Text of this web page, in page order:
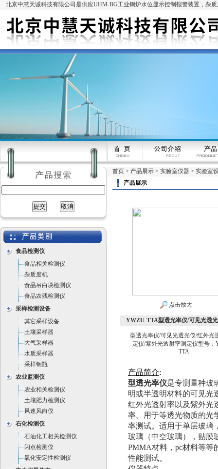
北京中慧天诚科技有限公司是供应UHM-BG工业锅炉水位显示控制报警装置，杂
食品检测仪
食品相关检测仪
杂质度机
食品吊白块检测仪
食品农残检测仪
采样检测设备
其它采样设备
土壤采样器
大气采样器
水质采样器
采样钢瓶
农业监测仪
农业相关检测仪
土壤肥力检测仪
风速风向仪
石化检测仪
石油化工相关检测仪
闪点检测仪
氧化安定性检测仪
首页 > 产品展示 > 实验室仪器 > 实验室
产品展示
点击放大
YWZU-TTA型透光率仪/可见光透
型透光率仪/可见光透光仪/红外光
定仪/紫外光透射率测定仪型号：
TTA
产品简介:
型透光率仪是专测量种玻
明或半透明材料的可见光
红外光透射率以及紫外光
率。用于等透光物质的光
率测试。适用于单层玻璃
玻璃（中空玻璃），贴膜
PMMA材料，pc材料等等
性能测试。